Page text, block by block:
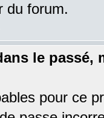
du forum.
le passé,
pour ce